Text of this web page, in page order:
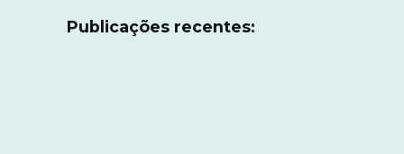
Publicações recentes: